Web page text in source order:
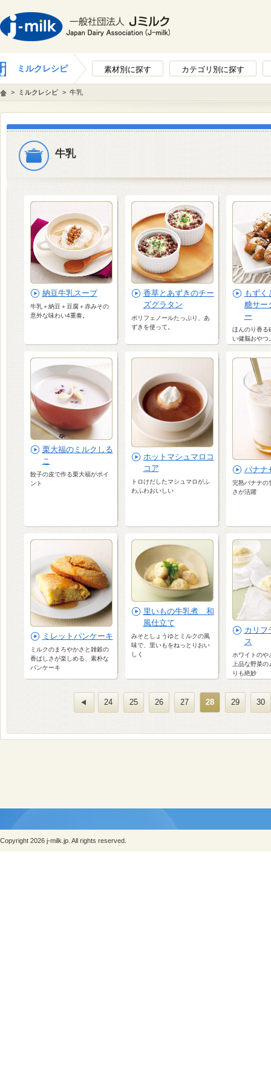
ミルクレシピ 素材別に探す カテゴリ別に探す
> ミルクレシピ > 牛乳
牛乳
納豆牛乳スープ
牛乳＋納豆＋豆腐＋赤みその
意外な味わい4重奏。
香草とあずきのチー
ズグラタン
ポリフェノールたっぷり、あ
ずきを使って。
もずく
糖サー
ー
ほんのり香る
い健脳おやつ
栗大福のミルクしる
こ
餃子の皮で作る栗大福がポイ
ント
ホットマシュマロコ
コア
トロけだしたマシュマロがふ
わふわおいしい
バナナ
完熟バナナの
さが活躍
ミレットパンケーキ
ミルクのまろやかさと雑穀の
香ばしさが楽しめる、素朴な
パンケーキ
里いもの牛乳煮 和
風仕立て
みそとしょうゆとミルクの風
味で、里いもをねっとりおい
しく
カリフ
ス
ホワイトのや
上品な野菜
りも絶妙
24 25 26 27 28 29 30
Copyright 2026 j-milk.jp. All rights reserved.